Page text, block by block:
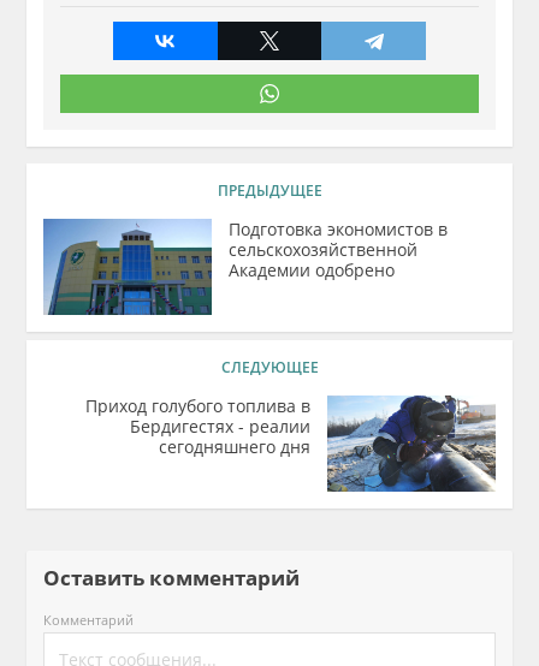
ПРЕДЫДУЩЕЕ
Подготовка экономистов в
сельскохозяйственной
Академии одобрено
СЛЕДУЮЩЕЕ
Приход голубого топлива в
Бердигестях - реалии
сегодняшнего дня
Оставить комментарий
Комментарий